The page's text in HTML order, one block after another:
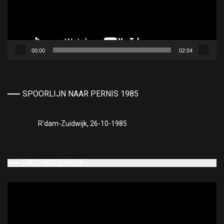
00:00 02:04
SPOORLIJN NAAR PERNIS 1985
R'dam-Zuidwijk, 26-10-1985